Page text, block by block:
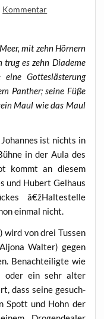
Kommentar
mit zehn Hör­nern
trug es zehn Dia­de­me
Got­tes­läs­te­rung
Pan­ther; sei­ne Füße
Maul wie das Maul
ist nichts in
in der Aula des
kommt an die­sem
und Hubert Gel­haus
â€žHaltestelle
ein­mal nicht.
wird von drei Tus­sen
Wal­ter) gegen
Benach­tei­lig­te wie
oder ein sehr alter
dass sei­ne gesuch­
Spott und Hohn der